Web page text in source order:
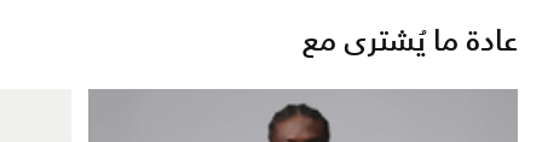
عادة ما يُشترى مع